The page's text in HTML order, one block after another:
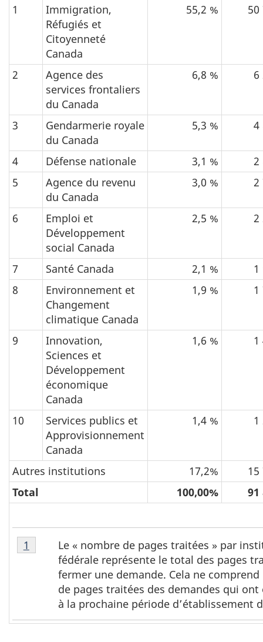
1
Immigration,
Réfugiés et
Citoyenneté
Canada
55,2 % 50
2
Agence des
services frontaliers
du Canada
6,8 % 6
3
Gendarmerie royale
du Canada
5,3 % 4
4 Défense nationale 3,1 %
2
5
Agence du revenu
du Canada
3,0 % 2
6
Emploi et
Développement
social Canada
2,5 % 2
7 Santé Canada 2,1 %
1
8
Environnement et
Changement
climatique Canada
1,9 % 1
9
Innovation,
Sciences et
Développement
économique
Canada
1,6 % 1
10
Services publics et
Approvisionnement
Canada
1,4 % 1
Autres institutions 17,2%
15
Total
100,00% 91
T
a
a
Tableau
2,
Le « nombre de pages traitées » par
fédérale représente le total des pages
fermer une demande. Cela ne
de pages traitées des demandes qui ont
à la prochaine période d’établissement
Retour à la référence du tableau 2 note
1